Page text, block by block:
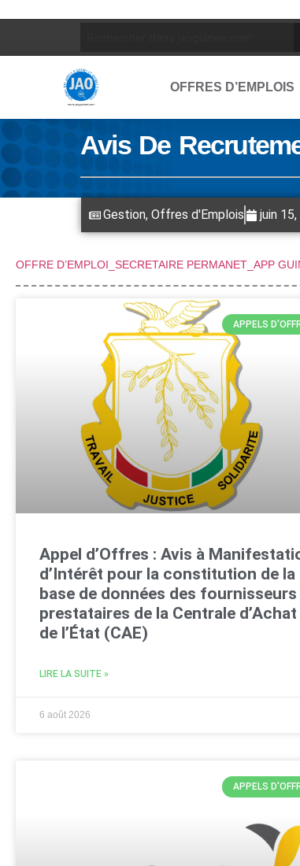
OFFRES D’EMPLOIS
Avis De
Gestion, Offres d'Emplois juin
OFFRE D’EMPLOI_SECRETAIRE PERMANET_APP
APPELS
Appel d’Offres : Avis à
d’Intérêt pour la constitution de la
base de données des fournisseurs
prestataires de la Centrale d’Achat
de l’État (CAE)
LIRE LA SUITE »
6 août 2026
APPELS